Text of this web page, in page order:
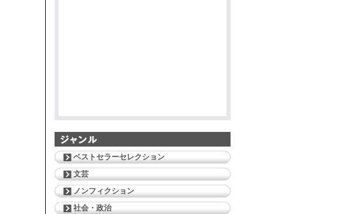
ベストセラーセレクション
文芸
ノンフィクション
社会・政治